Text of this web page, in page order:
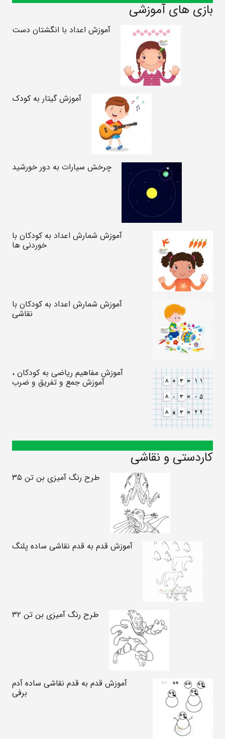
بازی های آموزشی
آموزش اعداد با انگشتان دست
آموزش گیتار به کودک
چرخش سیارات به دور خورشید
آموزش شمارش اعداد به کودکان با
خوردنی ها
آموزش شمارش اعداد به کودکان با
نقاشی
آموزش مفاهیم ریاضی به کودکان ،
آموزش جمع و تفریق و ضرب
کاردستی و نقاشی
طرح رنگ آمیزی بن تن ۳۵
آموزش قدم به قدم نقاشی ساده پلنگ
طرح رنگ آمیزی بن تن ۳۲
آموزش قدم به قدم نقاشی ساده آدم
برفی